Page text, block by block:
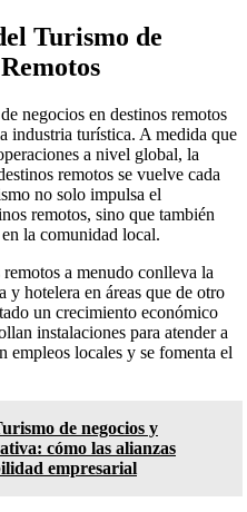
Turismo de
negocios en destinos remotos
industria turística. A medida que
a nivel global, la
remotos se vuelve cada
no solo impulsa el
remotos, sino que también
la comunidad local.
a menudo conlleva la
hotelera en áreas que de otro
un crecimiento económico
instalaciones para atender a
empleos locales y se fomenta el
de negocios y
cómo las alianzas
empresarial